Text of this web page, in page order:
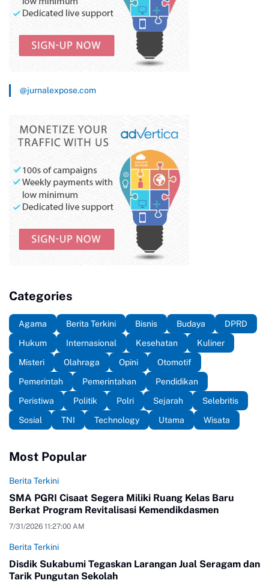
@jurnalexpose.com
Categories
Agama Berita Terkini Bisnis Budaya
DPRD
Hukum
Internasional Kesehatan
Kuliner
Misteri
Olahraga Opini
Otomotif
Pemerintah
Pemerintahan
Pendidikan
Peristiwa
Politik Polri Sejarah
Selebritis
Sosial
TNI Technology Utama Wisata
Most Popular
Berita Terkini
SMA PGRI Cisaat Segera Miliki Ruang Kelas Baru
Berkat Program Revitalisasi Kemendikdasmen
7/31/2026 11:27:00 AM
Berita Terkini
Disdik Sukabumi Tegaskan Larangan Jual Seragam dan
Tarik Pungutan Sekolah